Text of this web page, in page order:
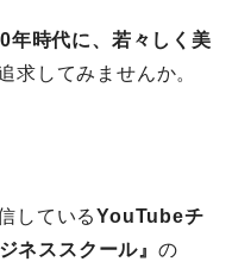
年時代に、若々しく美
求してみませんか。
しているYouTubeチ
ネススクール』 の